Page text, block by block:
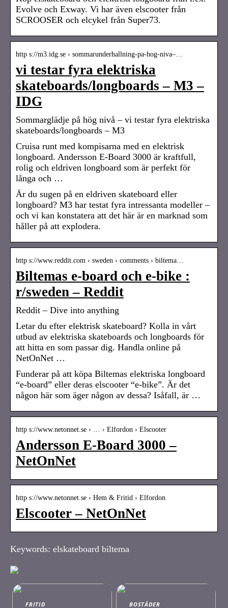
Evolve och Exway. Vi har även elscooter från
SCROOSER och elcykel från Super73.
http s://m3.idg.se › sommarunderhallning-pa-hog-niva–…
vi testar fyra elektriska
skateboards/longboards – M3 –
IDG
Sommarglädje på hög nivå – vi testar fyra elektriska
skateboards/longboards – M3
Cruisa runt med kompisarna med en elektrisk
longboard. Andersson E-Board 3000 är kraftfull,
rolig och eldriven longboard som är perfekt för
långa och …
Är du sugen på en eldriven skateboard eller
longboard? M3 har testat fyra intressanta modeller –
och vi kan konstatera att det här är en marknad som
håller på att explodera.
http s://www.reddit.com › sweden › comments › biltema…
Biltemas e-board och e-bike :
r/sweden – Reddit
Reddit – Dive into anything
Letar du efter elektrisk skateboard? Kolla in vårt
utbud av elektriska skateboards och longboards för
att hitta en som passar dig. Handla online på
NetOnNet …
Funderar på att köpa Biltemas elektriska longboard
“e-board” eller deras elscooter “e-bike”. Är det
någon här som äger någon av dessa? Isåfall, är …
http s://www.netonnet.se › … › Elfordon › Elscooter
Andersson E-Board 3000 –
NetOnNet
http s://www.netonnet.se › Hem & Fritid › Elfordon
Elscooter – NetOnNet
Keywords: elskateboard biltema
FRITID BOSTÄDER